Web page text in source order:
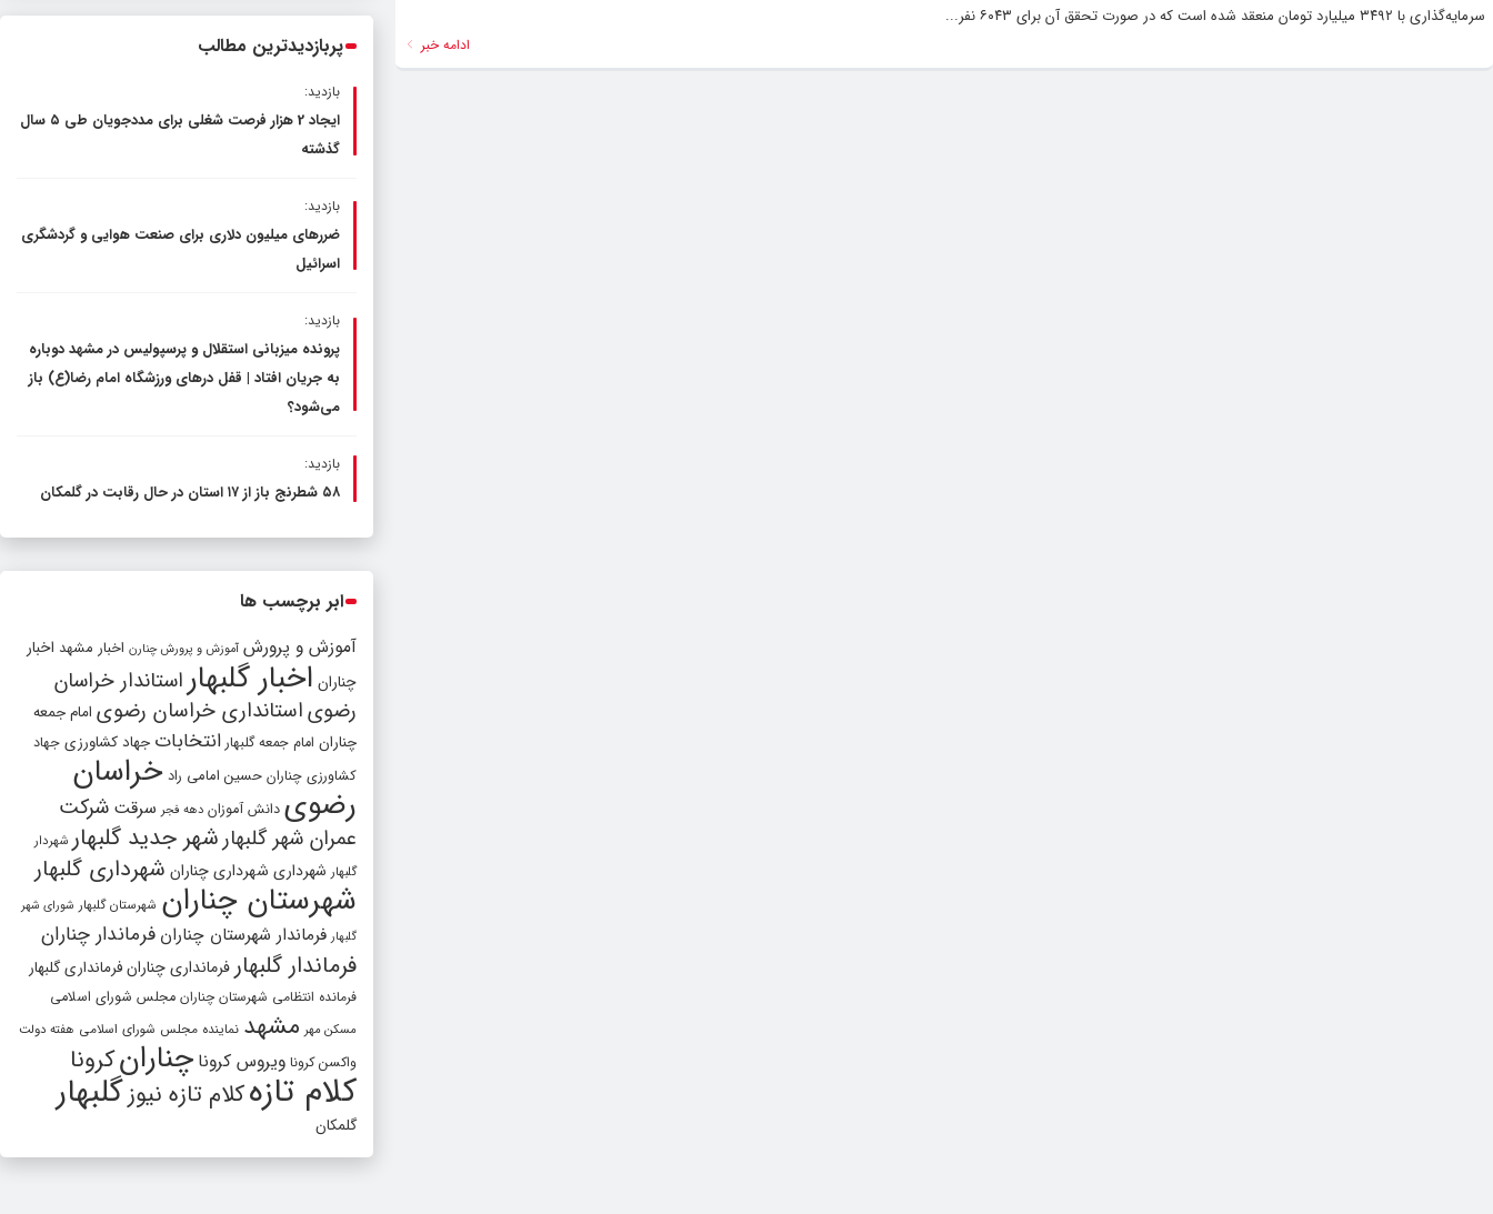
سرمایه‌گذاری با ٣٤٩٢ میلیارد تومان منعقد شده است که در صورت تحقق آن برای ٦٠٤٣ نفر...
ادامه خبر پربازدیدترین مطالب
بازدید:
ایجاد 2 هزار فرصت شغلی برای مددجویان طی ۵ سال
گذشته
بازدید:
ضررهای میلیون دلاری برای صنعت هوایی و گردشگری
اسرائیل
بازدید:
پرونده میزبانی استقلال و پرسپولیس در مشهد دوباره
به جریان افتاد | قفل در‌های ورزشگاه امام رضا(ع) باز
می‌شود؟
بازدید:
۵۸ شطرنج‌ باز از ۱۷ استان در حال رقابت در گلمکان
ابر برچسب ها
آموزش و پرورش آموزش و پرورش چنارن اخبار مشهد اخبار
چناران اخبار گلبهار استاندار خراسان
رضویاستانداری خراسان رضوی امام جمعه
چناران امام جمعه گلبهار انتخابات جهاد کشاورزی جهاد
کشاورزی چناران حسین امامی راد خراسان
رضوی دانش آموزان دهه فجر سرقت شرکت
عمران شهر گلبهارشهر جدید گلبهار شهردار
گلبهار شهرداری شهرداری چناران شهرداری گلبهار
شهرستان چناران شهرستان گلبهار شورای شهر
گلبهار فرماندار شهرستان چناران فرماندار چناران
فرماندار گلبهار فرمانداری چنارانفرمانداری گلبهار
فرمانده انتظامی شهرستان چناران مجلس شورای اسلامی
مسکن مهر مشهد نماینده مجلس شورای اسلامی هفته دولت
واکسن کرونا ویروس کرونا چنارانکرونا
کلام تازهکلام تازه نیوزگلبهار
گلمکان